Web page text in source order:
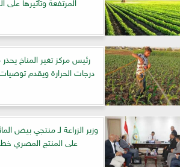
رئيس مركز تغير المناخ يحذر
درجات الحرارة ويقدم
وزير الزراعة لـ منتجي بيض
على المنتج المصري